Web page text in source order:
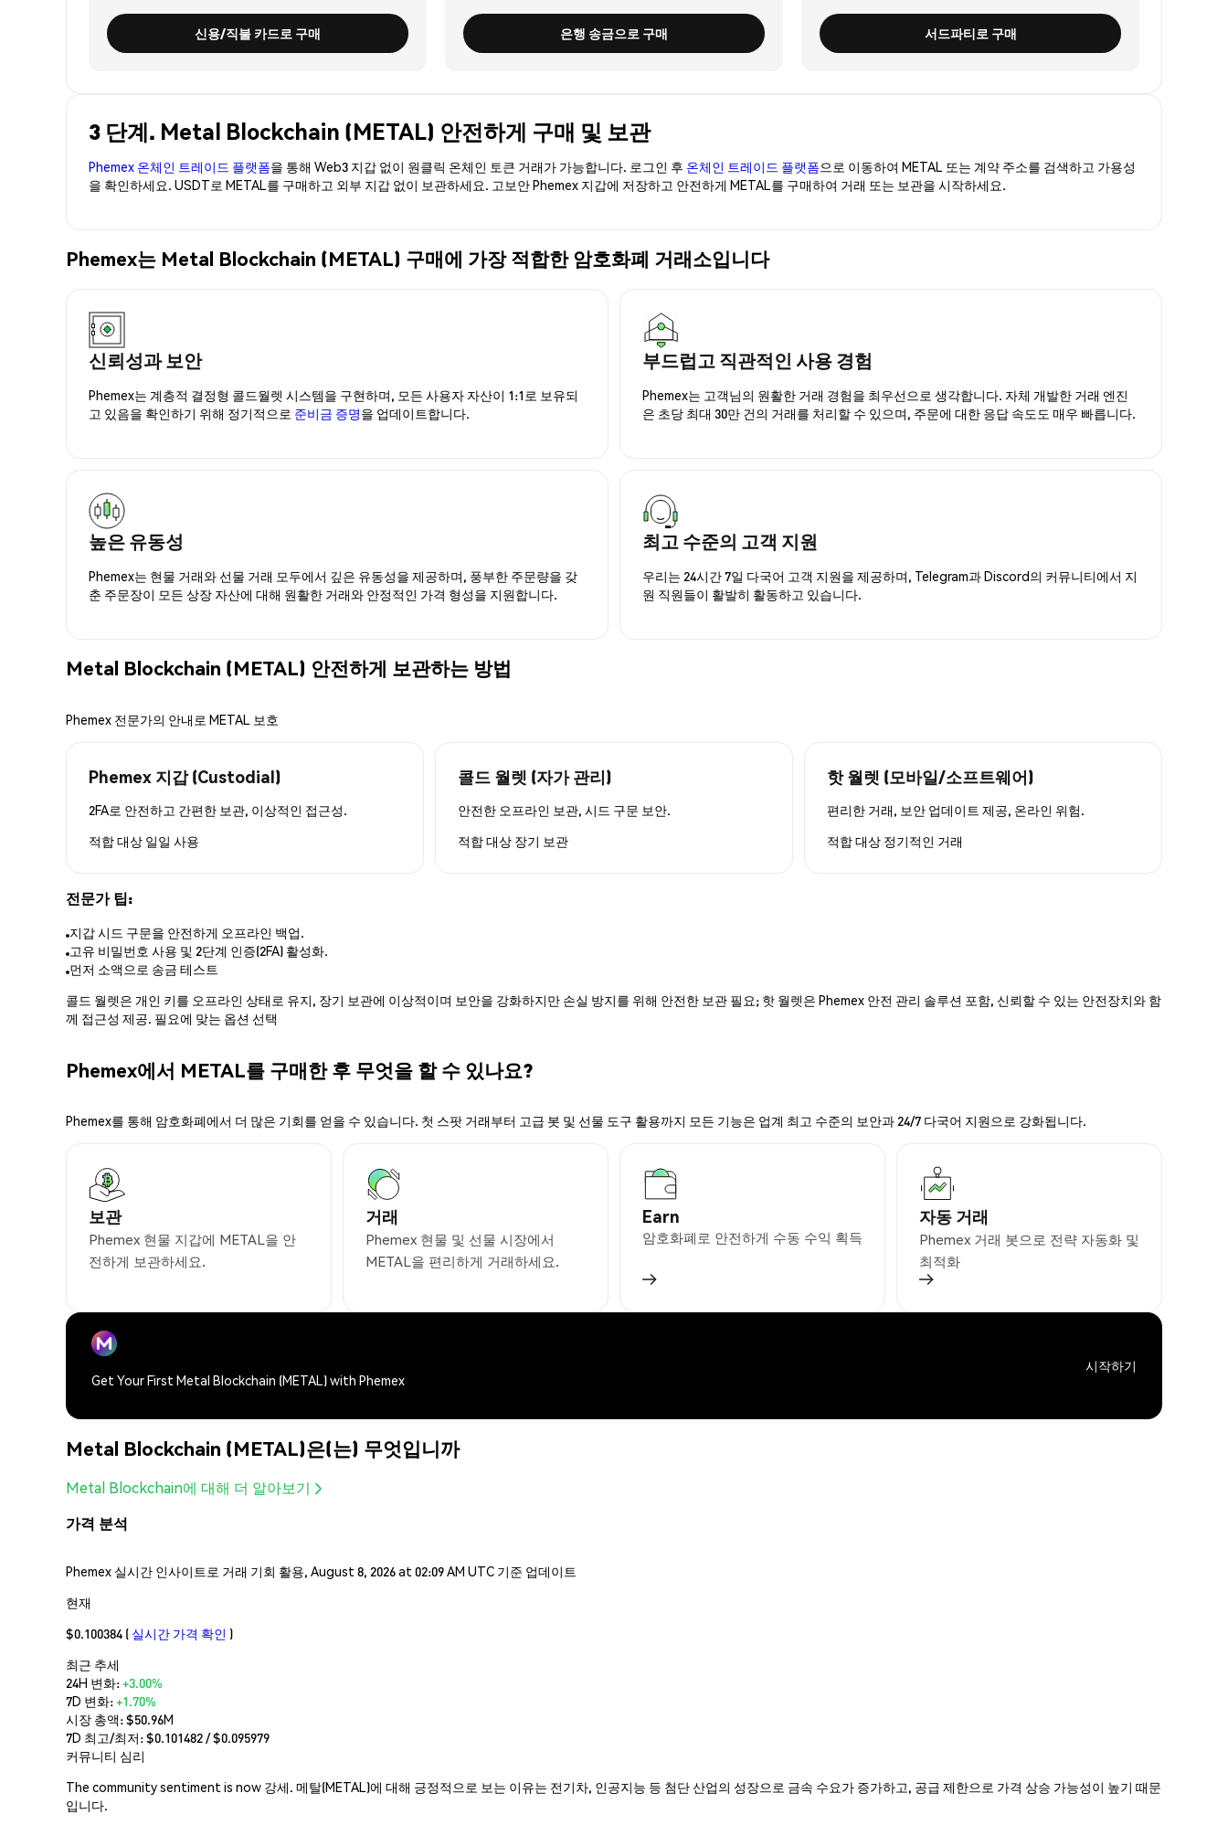
신용/직불 카드로 구매 은행 송금으로 구매 서드파티로 구매
3 단계. Metal Blockchain (METAL) 안전하게 구매 및 보관
Phemex 온체인 트레이드 플랫폼을 통해 Web3 지갑 없이 원클릭 온체인 토큰 거래가 가능합니다. 로그인 후 온체인 트레이드 플랫폼으로 이동하여 METAL 또는 계약 주소를 검색하고 가용성
을 확인하세요. USDT로 METAL를 구매하고 외부 지갑 없이 보관하세요. 고보안 Phemex 지갑에 저장하고 안전하게 METAL를 구매하여 거래 또는 보관을 시작하세요.
Phemex는 Metal Blockchain (METAL) 구매에 가장 적합한 암호화폐 거래소입니다
신뢰성과 보안
Phemex는 계층적 결정형 콜드월렛 시스템을 구현하며, 모든 사용자 자산이 1:1로 보유되
고 있음을 확인하기 위해 정기적으로 준비금 증명을 업데이트합니다.
부드럽고 직관적인 사용 경험
Phemex는 고객님의 원활한 거래 경험을 최우선으로 생각합니다. 자체 개발한 거래 엔진
은 초당 최대 30만 건의 거래를 처리할 수 있으며, 주문에 대한 응답 속도도 매우 빠릅니다.
높은 유동성
Phemex는 현물 거래와 선물 거래 모두에서 깊은 유동성을 제공하며, 풍부한 주문량을 갖
춘 주문장이 모든 상장 자산에 대해 원활한 거래와 안정적인 가격 형성을 지원합니다.
최고 수준의 고객 지원
우리는 24시간 7일 다국어 고객 지원을 제공하며, Telegram과 Discord의 커뮤니티에서 지
원 직원들이 활발히 활동하고 있습니다.
Metal Blockchain (METAL) 안전하게 보관하는 방법
Phemex 전문가의 안내로 METAL 보호
Phemex 지갑 (Custodial)
2FA로 안전하고 간편한 보관, 이상적인 접근성.
적합 대상 일일 사용
콜드 월렛 (자가 관리)
안전한 오프라인 보관, 시드 구문 보안.
적합 대상 장기 보관
핫 월렛 (모바일/소프트웨어)
편리한 거래, 보안 업데이트 제공, 온라인 위험.
적합 대상 정기적인 거래
전문가 팁:
지갑 시드 구문을 안전하게 오프라인 백업.
고유 비밀번호 사용 및 2단계 인증(2FA) 활성화.
먼저 소액으로 송금 테스트
콜드 월렛은 개인 키를 오프라인 상태로 유지, 장기 보관에 이상적이며 보안을 강화하지만 손실 방지를 위해 안전한 보관 필요; 핫 월렛은 Phemex 안전 관리 솔루션 포함, 신뢰할 수 있는 안전장치와 함
께 접근성 제공. 필요에 맞는 옵션 선택
Phemex에서 METAL를 구매한 후 무엇을 할 수 있나요?
Phemex를 통해 암호화폐에서 더 많은 기회를 얻을 수 있습니다. 첫 스팟 거래부터 고급 봇 및 선물 도구 활용까지 모든 기능은 업계 최고 수준의 보안과 24/7 다국어 지원으로 강화됩니다.
보관
Phemex 현물 지갑에 METAL을 안
전하게 보관하세요.
거래
Phemex 현물 및 선물 시장에서
METAL을 편리하게 거래하세요.
Earn
암호화폐로 안전하게 수동 수익 획득
자동 거래
Phemex 거래 봇으로 전략 자동화 및
최적화
Get Your First Metal Blockchain (METAL) with Phemex
시작하기
Metal Blockchain (METAL)은(는) 무엇입니까
Metal Blockchain에 대해 더 알아보기
가격 분석
Phemex 실시간 인사이트로 거래 기회 활용, August 8, 2026 at 02:09 AM UTC 기준 업데이트
현재
$0.100384 ( 실시간 가격 확인 )
최근 추세
24H 변화:+3.00%
7D 변화:+1.70%
시장 총액:$50.96M
7D 최고/최저: $0.101482/ $0.095979
커뮤니티 심리
The community sentiment is now 강세. 메탈(METAL)에 대해 긍정적으로 보는 이유는 전기차, 인공지능 등 첨단 산업의 성장으로 금속 수요가 증가하고, 공급 제한으로 가격 상승 가능성이 높기 때문
입니다.